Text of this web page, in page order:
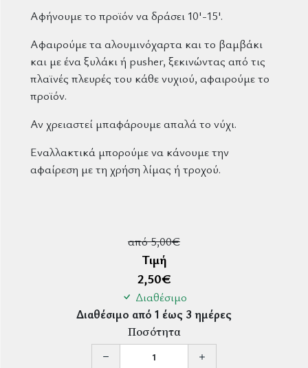
Αφήνουμε το προϊόν να δράσει 10'-15'.
Αφαιρούμε τα αλουμινόχαρτα και το βαμβάκι
και με ένα ξυλάκι ή pusher, ξεκινώντας από τις
πλαϊνές πλευρές του κάθε νυχιού, αφαιρούμε το
προϊόν.
Αν χρειαστεί μπαφάρουμε απαλά το νύχι.
Εναλλακτικά μπορούμε να κάνουμε την
αφαίρεση με τη χρήση λίμας ή τροχού.
από 5,00€
Τιμή
2,50€
Διαθέσιμο
Διαθέσιμο από 1 έως 3 ημέρες
Ποσότητα